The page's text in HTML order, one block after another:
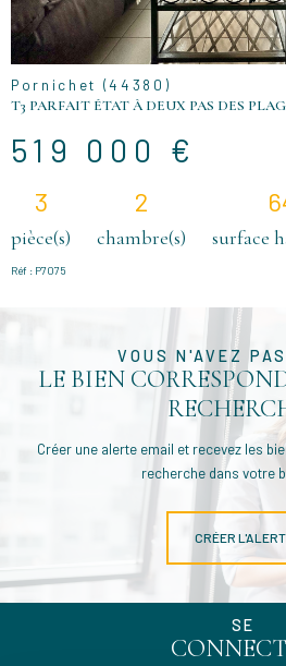
Pornichet (44380)
T3 PARFAIT ÉTAT À DEUX PAS DES
519 000 €
3
pièce(s)
2
chambre(s) surface
Réf : P7075
VOUS N'AVEZ
LE BIEN
Créer une alerte email et recevez les
recherche dans votre
CRÉER
SE